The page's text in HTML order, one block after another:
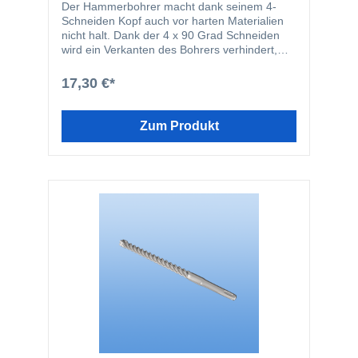
Der Hammerbohrer macht dank seinem 4-
Schneiden Kopf auch vor harten Materialien
nicht halt. Dank der 4 x 90 Grad Schneiden
wird ein Verkanten des Bohrers verhindert,
Schneiden und die 4-spiralige Bohrer
Geometrie wird der Bohrer optimal im
fast alle gängigen Schlagbohrmaschinen mit
17,30 €*
Zum Produkt